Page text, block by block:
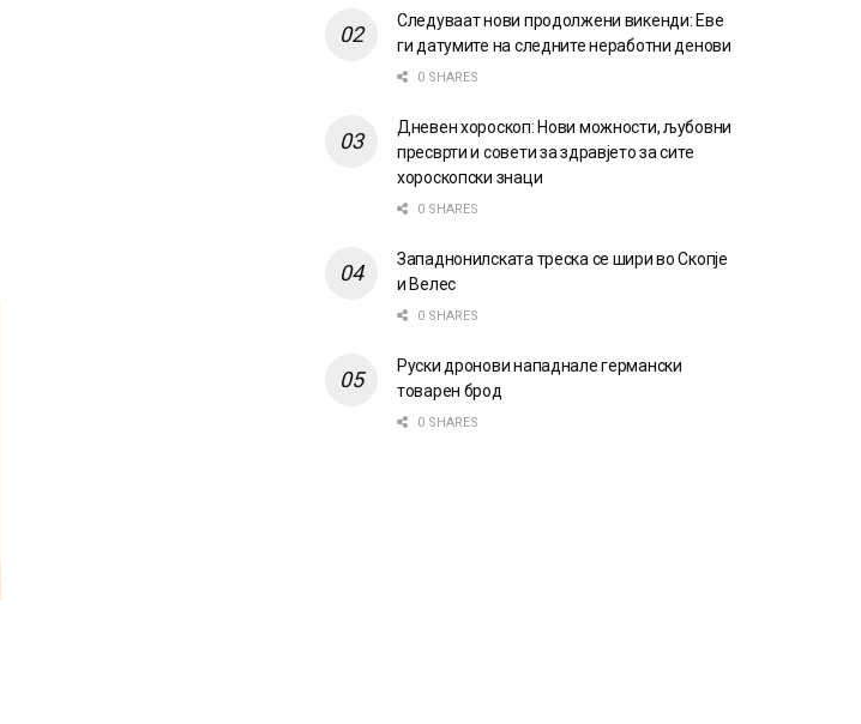
Следуваат нови продолжени викенди: Еве
ги датумите на следните неработни денови
0 SHARES
Дневен хороскоп: Нови можности, љубовни
пресврти и совети за здравјето за сите
хороскопски знаци
0 SHARES
Западнонилската треска се шири во Скопје
и Велес
0 SHARES
Руски дронови нападнале германски
товарен брод
0 SHARES